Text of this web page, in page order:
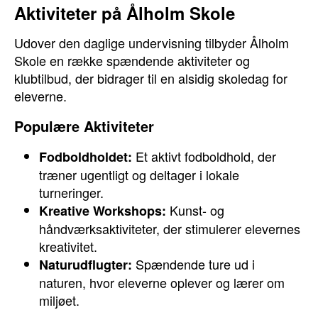
Aktiviteter på Ålholm Skole
Udover den daglige undervisning tilbyder Ålholm
Skole en række spændende aktiviteter og
klubtilbud, der bidrager til en alsidig skoledag for
eleverne.
Populære Aktiviteter
Fodboldholdet: Et aktivt fodboldhold, der
træner ugentligt og deltager i lokale
turneringer.
Kreative Workshops: Kunst- og
håndværksaktiviteter, der stimulerer elevernes
kreativitet.
Naturudflugter: Spændende ture ud i
naturen, hvor eleverne oplever og lærer om
miljøet.